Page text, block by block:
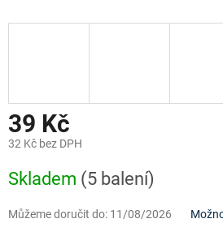
39 Kč
32 Kč bez DPH
cena:
Skladem (5 balení)
Můžeme doručit do: 11/08/2026